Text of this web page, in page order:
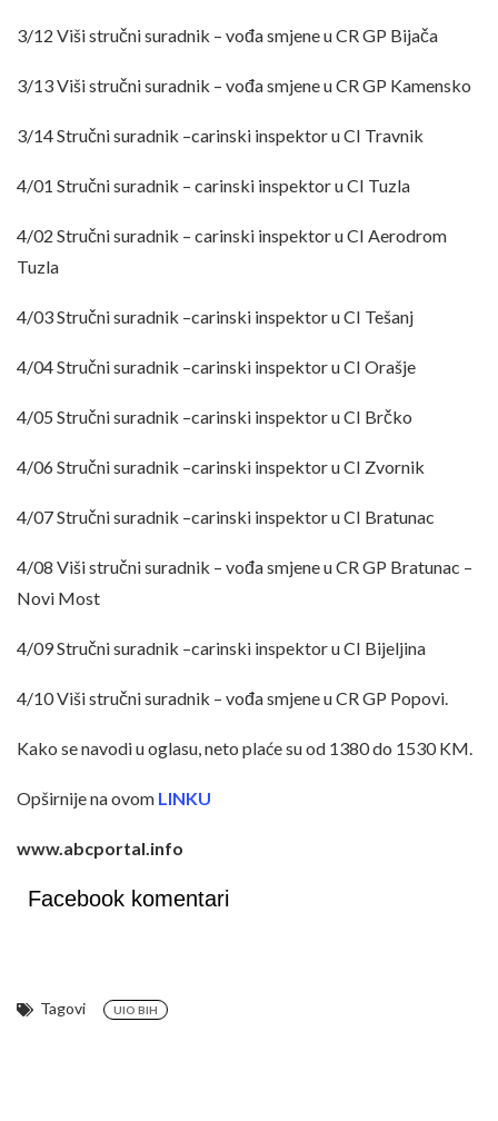
3/12 Viši stručni suradnik – vođa smjene u CR GP Bijača
3/13 Viši stručni suradnik – vođa smjene u CR GP Kamensko
3/14 Stručni suradnik –carinski inspektor u CI Travnik
4/01 Stručni suradnik – carinski inspektor u CI Tuzla
4/02 Stručni suradnik – carinski inspektor u CI Aerodrom
Tuzla
4/03 Stručni suradnik –carinski inspektor u CI Tešanj
4/04 Stručni suradnik –carinski inspektor u CI Orašje
4/05 Stručni suradnik –carinski inspektor u CI Brčko
4/06 Stručni suradnik –carinski inspektor u CI Zvornik
4/07 Stručni suradnik –carinski inspektor u CI Bratunac
4/08 Viši stručni suradnik – vođa smjene u CR GP Bratunac –
Novi Most
4/09 Stručni suradnik –carinski inspektor u CI Bijeljina
4/10 Viši stručni suradnik – vođa smjene u CR GP Popovi.
Kako se navodi u oglasu, neto plaće su od 1380 do 1530 KM.
Opširnije na ovom LINKU
www.abcportal.info
Facebook komentari
Tagovi UIO BIH